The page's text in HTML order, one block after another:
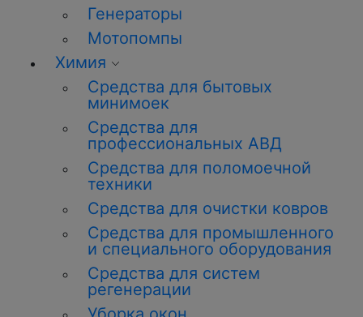
Генераторы
Мотопомпы
Химия
Средства для бытовых
минимоек
Средства для
профессиональных АВД
Средства для поломоечной
техники
Средства для очистки ковров
Средства для промышленного
и специального оборудования
Средства для систем
регенерации